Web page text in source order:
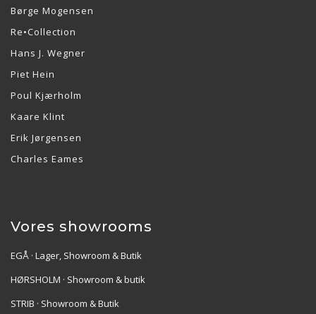
Børge Mogensen
Re•Collection
Hans J. Wegner
Piet Hein
Poul Kjærholm
Kaare Klint
Erik Jørgensen
Charles Eames
Vores showrooms
EGÅ · Lager, Showroom & Butik
HØRSHOLM · Showroom & butik
STRIB · Showroom & Butik